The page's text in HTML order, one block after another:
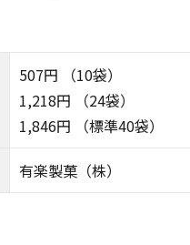
507円 （10袋）
1,218円 （24袋）
1,846円 （標準40袋）
有楽製菓（株）